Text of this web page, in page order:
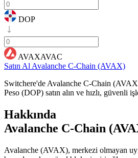
DOP
AVAXAVAC
Satın Al Avalanche C-Chain (AVAX)
Switchere'de Avalanche C-Chain
Peso (DOP) satın alın ve hızlı, güvenli
Hakkında
Avalanche C-Chain
Avalanche (AVAX), merkezi olmayan